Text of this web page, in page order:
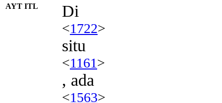
AYT ITL Di
<1722>
situ
<1161>
, ada
<1563>